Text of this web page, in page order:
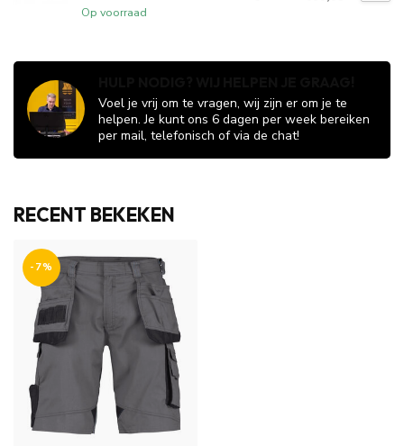
Op voorraad
Voel je vrij om te vragen, wij zijn er om je te
helpen. Je kunt ons 6 dagen per week bereiken
per mail, telefonisch of via de chat!
RECENT BEKEKEN
-7%